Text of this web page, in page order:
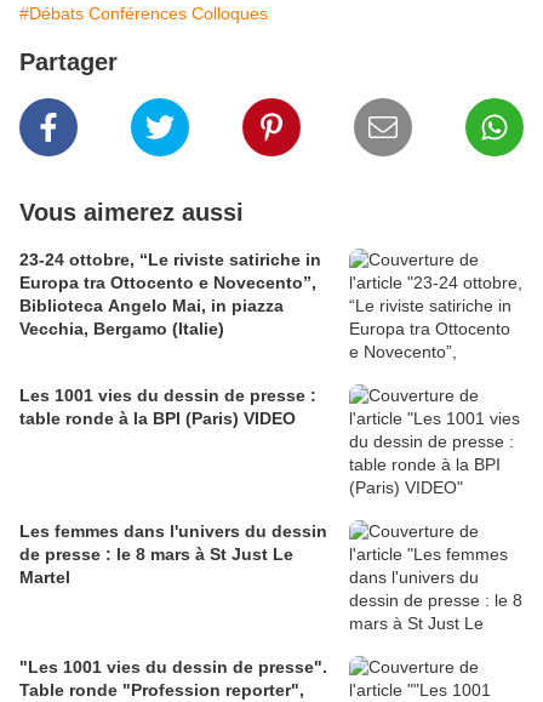
#Débats Conférences Colloques
Partager
Vous aimerez aussi
23-24 ottobre, “Le riviste satiriche in
Europa tra Ottocento e Novecento”,
Biblioteca Angelo Mai, in piazza
Vecchia, Bergamo (Italie)
Les 1001 vies du dessin de presse :
table ronde à la BPI (Paris) VIDEO
Les femmes dans l'univers du dessin
de presse : le 8 mars à St Just Le
Martel
"Les 1001 vies du dessin de presse".
Table ronde "Profession reporter",